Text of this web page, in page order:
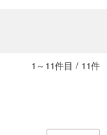
1～11件目 / 11件